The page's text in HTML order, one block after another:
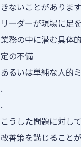
きないことがあります
リーダーが現場に足
業務の中に潜む具体
定の不備
あるいは単純な人的
.
.
こうした問題に対し
改善策を講じること